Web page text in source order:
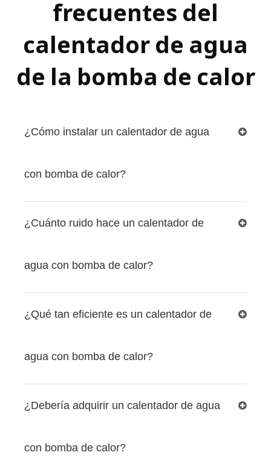
frecuentes del
calentador de agua
de la bomba de calor
¿Cómo instalar un calentador de agua
con bomba de calor?
¿Cuánto ruido hace un calentador de
agua con bomba de calor?
¿Qué tan eficiente es un calentador de
agua con bomba de calor?
¿Debería adquirir un calentador de agua
con bomba de calor?